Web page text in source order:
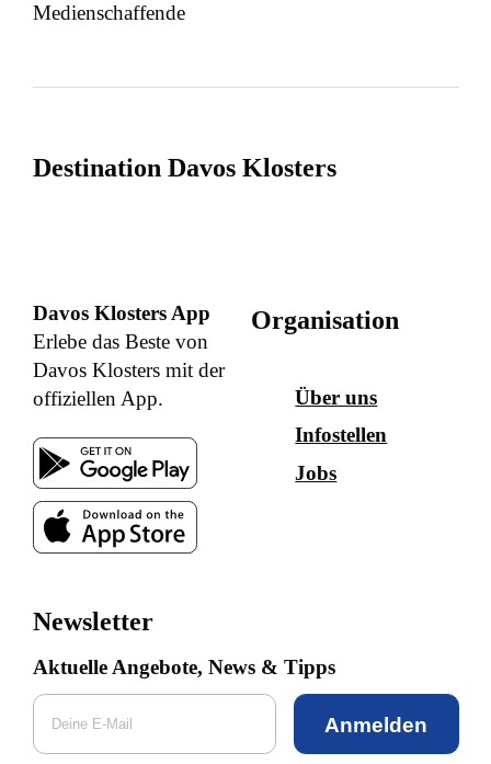
Medienschaffende
Destination Davos Klosters
Davos Klosters App
Erlebe das Beste von
Davos Klosters mit der
offiziellen App.
Organisation
Über uns
Infostellen
Jobs
Newsletter
Aktuelle Angebote, News & Tipps
Anmelden